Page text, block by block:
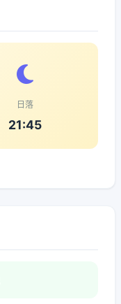
日落
21:45